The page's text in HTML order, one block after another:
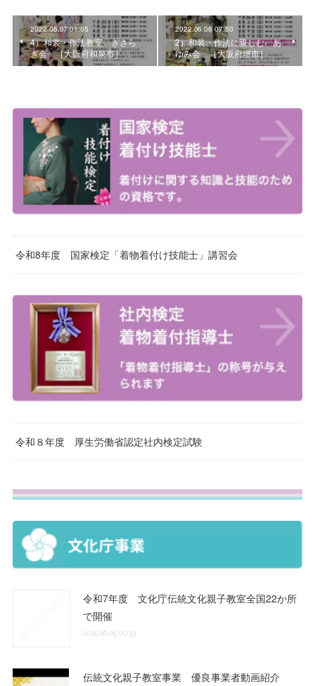
2022.06.07 01:05
4）和装・作法教室 きさら
ぎ会 ［大阪府和泉市］
2022.06.06 07:50
2）和装・作法に親しむ あ
ゆみ会 ［大阪府堺市］
令和8年度 国家検定「着物着付け技能士」講習会
令和８年度 厚生労働省認定社内検定試験
令和7年度 文化庁伝統文化親子教室全国22か所
で開催
2025.06.05 00:33
伝統文化親子教室事業 優良事業者動画紹介